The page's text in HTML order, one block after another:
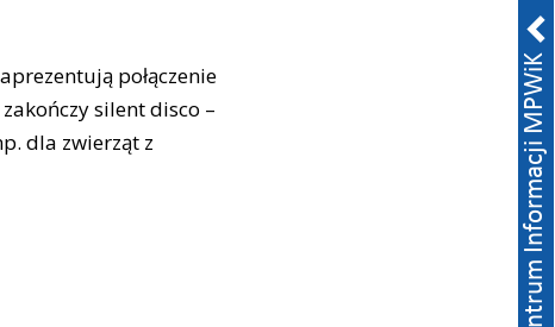
połączenie
silent disco –
dla zwierząt z